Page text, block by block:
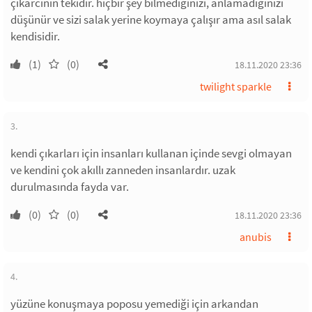
düşünür ve sizi salak yerine koymaya çalışır ama asıl salak
kendisidir.
(1) (0) 18.11.2020 23:36
twilight sparkle
3.
kendi çıkarları için insanları kullanan içinde sevgi olmayan
ve kendini çok akıllı zanneden insanlardır. uzak
durulmasında fayda var.
(0) (0) 18.11.2020 23:36
anubis
4.
yüzüne konuşmaya poposu yemediği için arkandan